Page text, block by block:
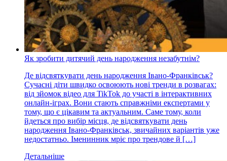
Як зробити дитячий день народження незабутнім?
Де відсвяткувати день народження Івано-Франківськ?
Сучасні діти швидко освоюють нові тренди в розвагах:
від зйомок відео для TikTok до участі в інтерактивних
онлайн-іграх. Вони стають справжніми експертами у
тому, що є цікавим та актуальним. Саме тому, коли
йдеться про вибір місця, де відсвяткувати день
народження Івано-Франківськ, звичайних варіантів уже
недостатньо. Іменинник мріє про трендове й […]
Детальніше